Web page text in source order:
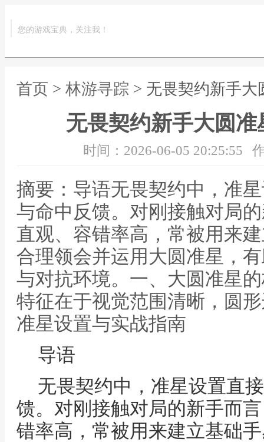
您的游戏宝典，关注我！
首页 > 林游寻踪 > 无畏契约新手
无畏契约新手大圆
时间：2026-06-05 20:25:55
摘要：导语无畏契约中，准
与命中反馈。对刚接触对局
直观、容错率高，常被用来
合理领会并运用大圆准星，
与对抗环境。一、大圆准星
特征在于视觉范围清晰，圆
准星设置与实战指南
导语
无畏契约中，准星设置直
馈。对刚接触对局的新手而
错率高，常被用来建立基础